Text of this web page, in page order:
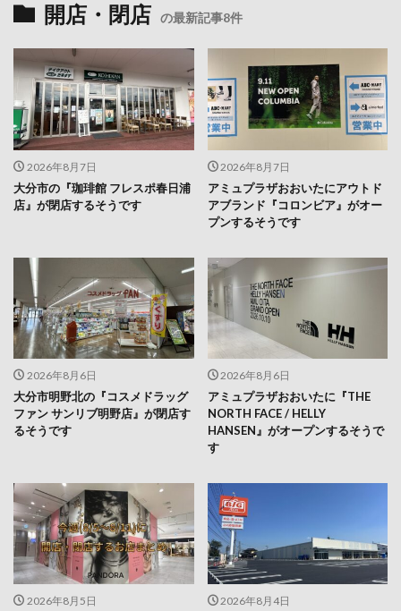
開店・閉店 の最新記事8件
2026年8月7日
大分市の『珈琲館 フレスポ春日浦
店』が閉店するそうです
2026年8月7日
アミュプラザおおいたにアウトド
アブランド『コロンビア』がオー
プンするそうです
2026年8月6日
大分市明野北の『コスメドラッグ
ファン サンリブ明野店』が閉店す
るそうです
2026年8月6日
アミュプラザおおいたに『THE
NORTH FACE / HELLY
HANSEN』がオープンするそうで
す
2026年8月5日 2026年8月4日